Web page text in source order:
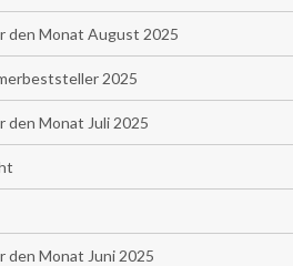
den Monat August 2025
2025
Monat Juli 2025
Monat Juni 2025